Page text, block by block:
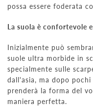
possa essere foderata
La suola è confortevole
Inizialmente può
suole ultra morbide in
specialmente sulle
dall'asia, ma dopo
prenderà la forma del
maniera perfetta.